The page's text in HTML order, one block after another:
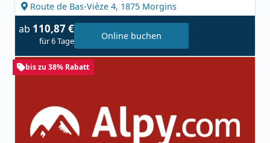
Route de Bas-Vièze 4, 1875 Morgins
ab 110,87 €
für 6 Tage Online buchen
bis zu 38% Rabatt